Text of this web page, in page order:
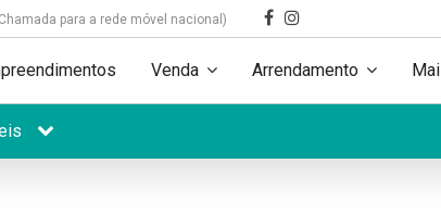
para a rede móvel nacional)
Venda Arrendamento